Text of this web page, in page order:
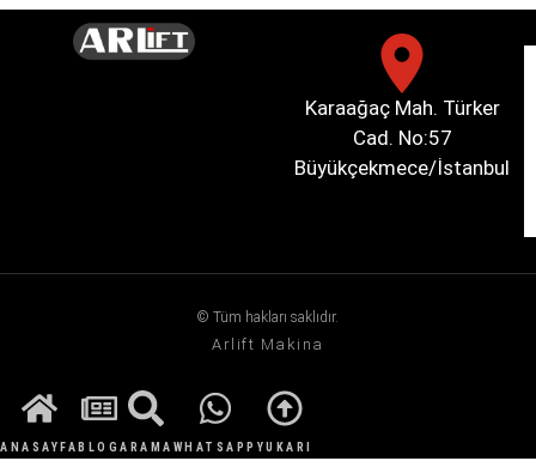
ANASAYFA BLOG ARAMA WHATSAPP YUKARI
Karaağaç Mah. Türker
Cad. No:57
Büyükçekmece/İstanbul
© Tüm hakları saklıdır.
Arlift Makina